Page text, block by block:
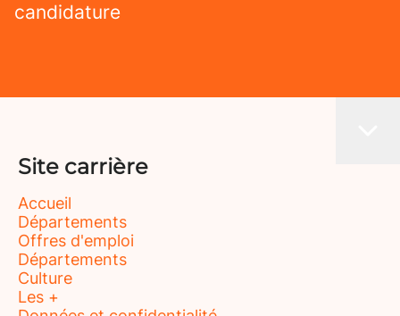
candidature
Site carrière
Accueil
Départements
Offres d'emploi
Départements
Culture
Les +